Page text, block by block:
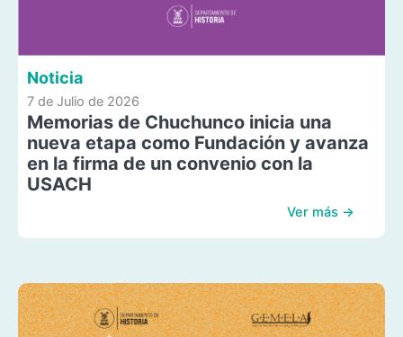
Noticia
7 de Julio de 2026
Memorias de Chuchunco inicia una
nueva etapa como Fundación y avanza
en la firma de un convenio con la
USACH
Ver más →